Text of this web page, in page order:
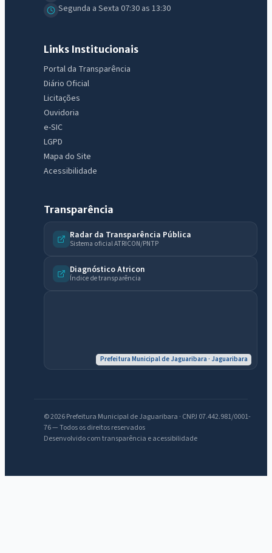
Segunda a Sexta 07:30 as 13:30
Links Institucionais
Portal da Transparência
Diário Oficial
Licitações
Ouvidoria
e-SIC
LGPD
Mapa do Site
Acessibilidade
Transparência
Radar da Transparência Pública
Sistema oficial ATRICON/PNTP
Diagnóstico Atricon
Índice de transparência
Prefeitura Municipal de Jaguaribara · Jaguaribara
© 2026 Prefeitura Municipal de Jaguaribara · CNPJ 07.442.981/0001-
76 — Todos os direitos reservados
Desenvolvido com transparência e acessibilidade
IntGest AI